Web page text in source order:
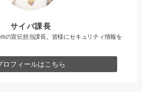
サイバ課長
の宣伝担当課長。皆様にセキュリティ情報を
ロフィールはこちら